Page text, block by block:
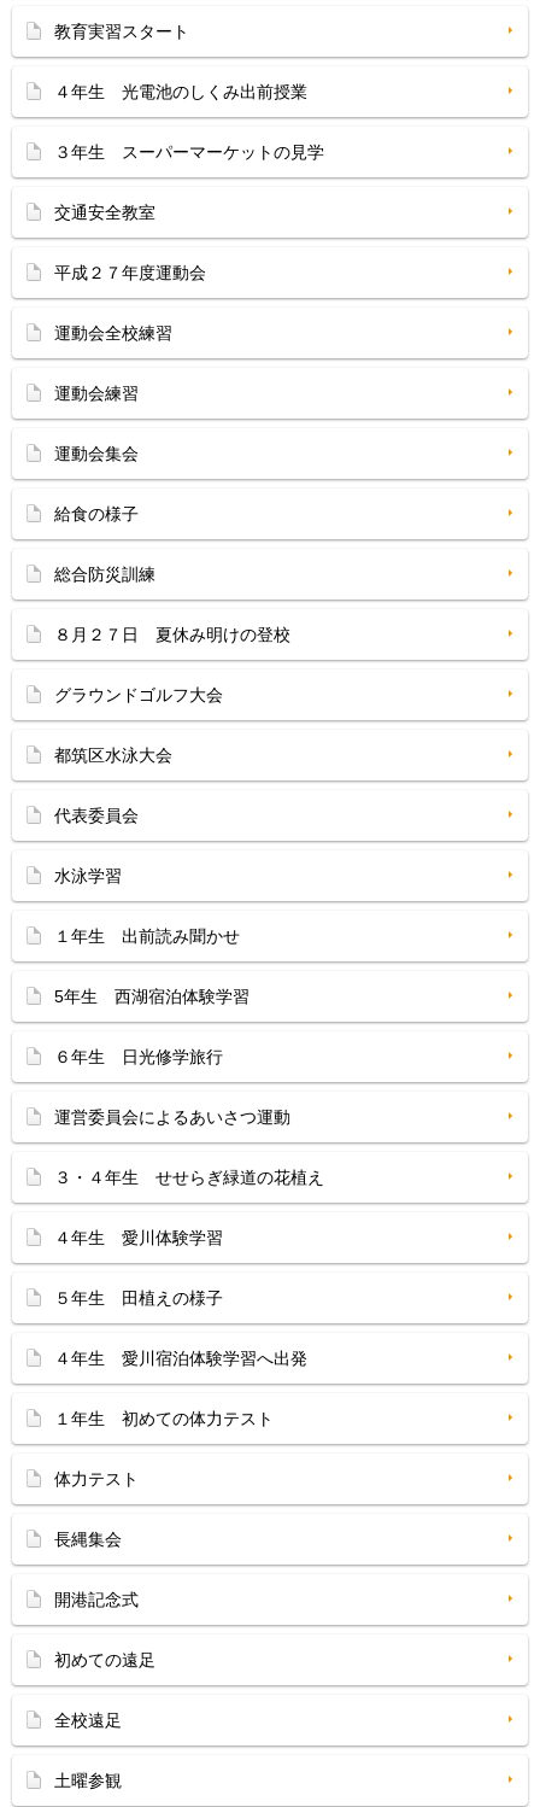
教育実習スタート
４年生 光電池のしくみ出前授業
３年生 スーパーマーケットの見学
交通安全教室
平成２７年度運動会
運動会全校練習
運動会練習
運動会集会
給食の様子
総合防災訓練
８月２７日 夏休み明けの登校
グラウンドゴルフ大会
都筑区水泳大会
代表委員会
水泳学習
１年生 出前読み聞かせ
5年生 西湖宿泊体験学習
６年生 日光修学旅行
運営委員会によるあいさつ運動
３・４年生 せせらぎ緑道の花植え
４年生 愛川体験学習
５年生 田植えの様子
４年生 愛川宿泊体験学習へ出発
１年生 初めての体力テスト
体力テスト
長縄集会
開港記念式
初めての遠足
全校遠足
土曜参観